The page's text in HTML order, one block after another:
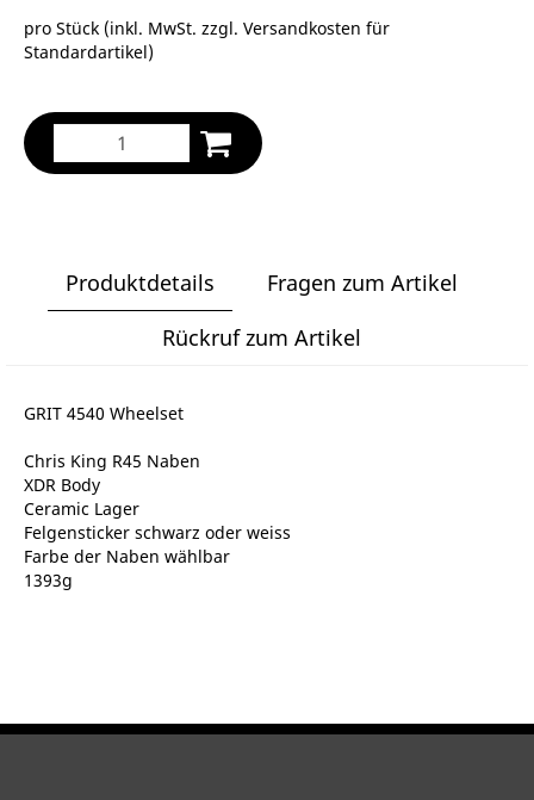
pro Stück (inkl. MwSt. zzgl. Versandkosten für
Standardartikel)
Produktdetails
Fragen zum Artikel
Rückruf zum Artikel
GRIT 4540 Wheelset
Chris King R45 Naben
XDR Body
Ceramic Lager
Felgensticker schwarz oder weiss
Farbe der Naben wählbar
1393g